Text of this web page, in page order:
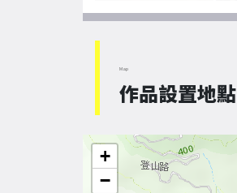
Map
作品設置地點
+
−